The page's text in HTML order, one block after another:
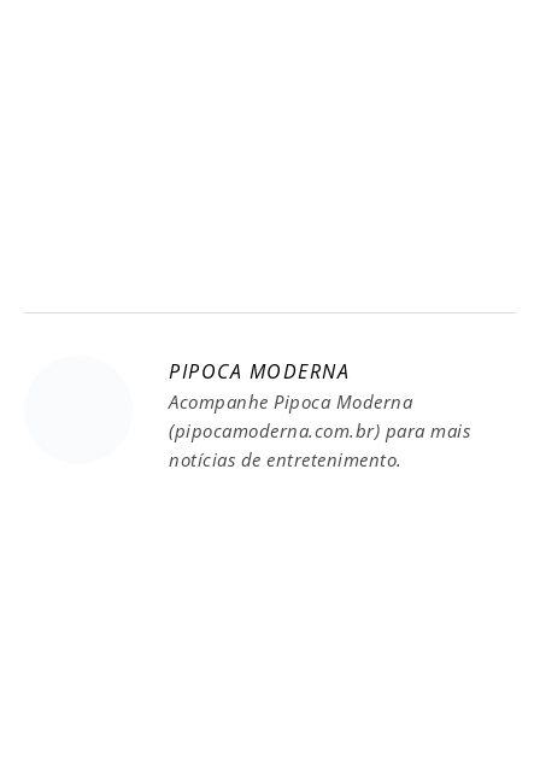
PIPOCA MODERNA
Acompanhe Pipoca Moderna
(pipocamoderna.com.br) para mais
notícias de entretenimento.